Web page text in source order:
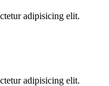
adipisicing elit.
adipisicing elit.